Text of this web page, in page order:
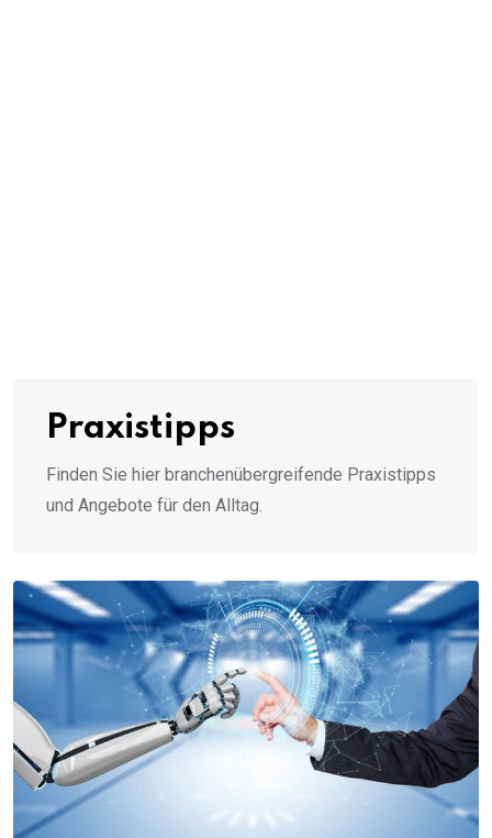
Praxistipps
Finden Sie hier branchenübergreifende Praxistipps
und Angebote für den Alltag.